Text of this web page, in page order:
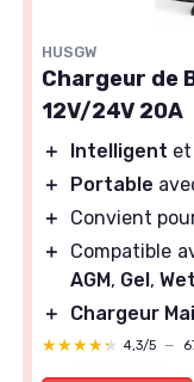
HUSGW
Chargeur de
12V/24V 20A
＋ Intelligent et
＋
Portable
＋
Convient
＋
Compatible
AGM , Gel , Wet
＋
Chargeur
★★★★★
★★★★★ 4,3/5 —